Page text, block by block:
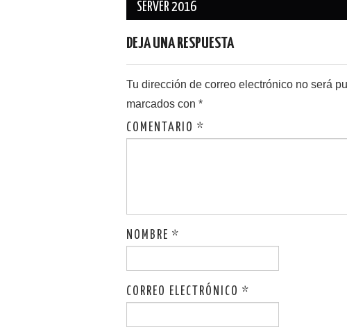
entradas
SERVER 2016
DEJA UNA RESPUESTA
Tu dirección de correo electrónico no será
marcados con *
COMENTARIO *
NOMBRE *
CORREO ELECTRÓNICO *